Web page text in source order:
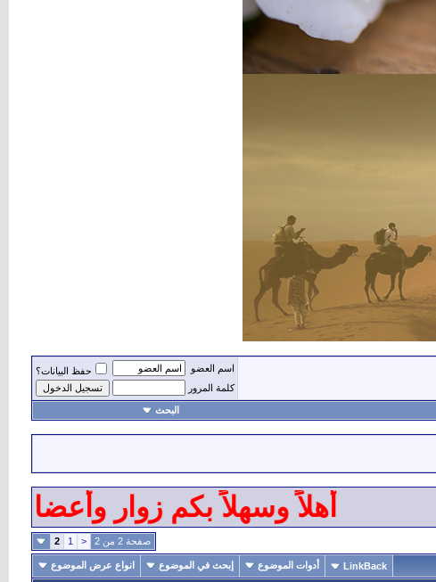
اسم العضو
حفظ البيانات؟
كلمة المرور
البحث
أهلاً وسهلاً بكم زوار وأعضاء
صفحة 2 من 2 <
1
2
LinkBack أدوات الموضوع إبحث في الموضوع انواع عرض الموضوع